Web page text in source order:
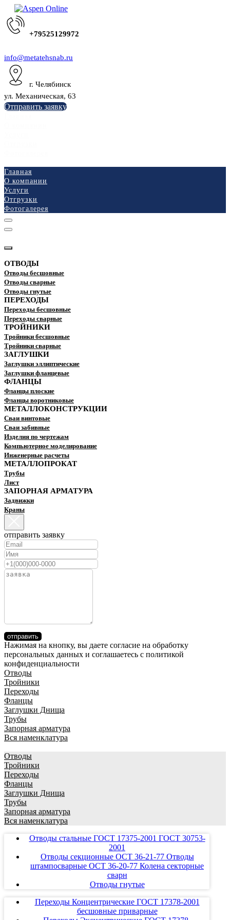
+79525129972
info@metatehsnab.ru
г. Челябинск
ул. Механическая, 63
Отправить заявку
Главная
О компании
Услуги
Отгрузки
Фотогалерея
ОТВОДЫ
Отводы бесшовные
Отводы сварные
Отводы гнутые
ПЕРЕХОДЫ
Переходы бесшовные
Переходы сварные
ТРОЙНИКИ
Тройники бесшовные
Тройники сварные
ЗАГЛУШКИ
Заглушки эллиптические
Заглушки фланцевые
ФЛАНЦЫ
Фланцы плоские
Фланцы воротниковые
МЕТАЛЛОКОНСТРУКЦИИ
Сваи винтовые
Сваи забивные
Изделия по чертежам
Компьютерное моделирование
Инженерные расчеты
МЕТАЛЛОПРОКАТ
Трубы
Лист
ЗАПОРНАЯ АРМАТУРА
Задвижки
Краны
отправить заявку
отправить
Нажимая на кнопку, вы даете согласие на обработку
персональных данных и соглашаетесь c политикой
конфиденциальности
Отводы
Тройники
Переходы
Фланцы
Заглушки Днища
Трубы
Запорная арматура
Вся наменклатура
Отводы
Тройники
Переходы
Фланцы
Заглушки Днища
Трубы
Запорная арматура
Вся наменклатура
Отводы стальные ГОСТ 17375-2001 ГОСТ 30753-
2001
Отводы секционные ОСТ 36-21-77 Отводы
штампосварные ОСТ 36-20-77 Колена секторные
сварн
Отводы гнутые
Переходы Концентрические ГОСТ 17378-2001
бесшовные приварные